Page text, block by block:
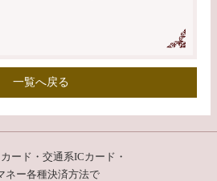
一覧へ戻る
ード・交通系ICカード・
ネー各種決済方法で